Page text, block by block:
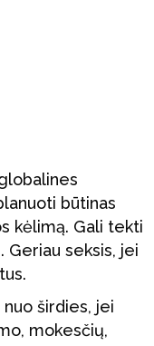
būtinas
kėlimą. Gali tekti
Geriau seksis, jei
širdies, jei
mokesčių,